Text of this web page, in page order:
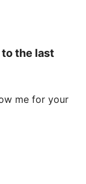
the last
me for your